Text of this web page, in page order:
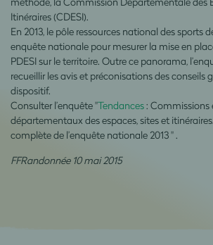
Itinéraires (CDESI).
En 2013, le pôle ressources national des sports
enquête nationale pour mesurer la mise en
PDESI sur le territoire. Outre ce panorama,
recueillir les avis et préconisations des conseils
dispositif.
Consulter l’enquête "Tendances: Commissions
départementaux des espaces, sites et
complète de l’enquête nationale 2013 " .
FFRandonnée 10 mai 2015